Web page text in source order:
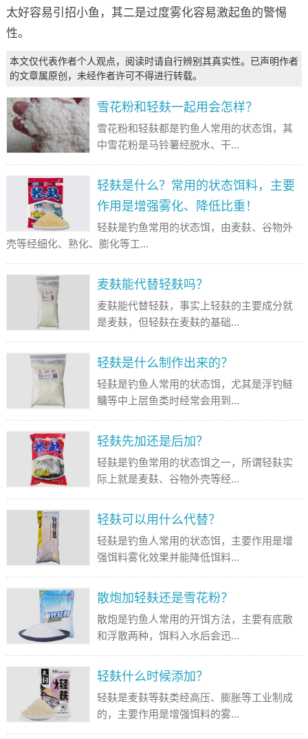
太好容易引招小鱼，其二是过度雾化容易激起鱼的警惕
性。
本文仅代表作者个人观点，阅读时请自行辨别其真实性。已声明作者
的文章属原创，未经作者许可不得进行转载。
雪花粉和轻麸一起用会怎样？
雪花粉和轻麸都是钓鱼人常用的状态饵，其
中雪花粉是马铃薯经脱水、干...
轻麸是什么？常用的状态饵料，主要
作用是增强雾化、降低比重！
轻麸是钓鱼常用的状态饵，由麦麸、谷物外
壳等经细化、熟化、膨化等工...
麦麸能代替轻麸吗？
麦麸能代替轻麸，事实上轻麸的主要成分就
是麦麸，但轻麸在麦麸的基础...
轻麸是什么制作出来的？
轻麸是钓鱼人常用的状态饵，尤其是浮钓鲢
鳙等中上层鱼类时经常会用到...
轻麸先加还是后加？
轻麸是钓鱼常用的状态饵之一，所谓轻麸实
际上就是麦麸、谷物外壳等经...
轻麸可以用什么代替？
轻麸是钓鱼人常用的状态饵，主要作用是增
强饵料雾化效果并能降低饵料...
散炮加轻麸还是雪花粉？
散炮是钓鱼人常用的开饵方法，主要有底散
和浮散两种，饵料入水后会迅...
轻麸什么时候添加？
轻麸是麦麸等麸类经高压、膨胀等工业制成
的，主要作用是增强饵料的雾...